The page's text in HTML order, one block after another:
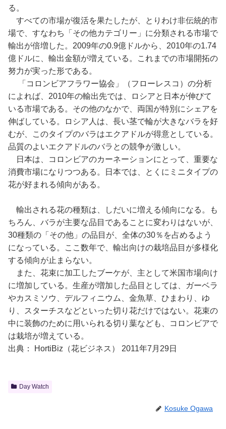
る。
すべての市場が復活を果たしたが、とりわけ非伝統的市
場で、すなわち「その他カテゴリー」に分類される市場で
輸出が倍増した。2009年の0.9億ドルから、2010年の1.74
億ドルに、輸出金額が増えている。これまでの市場開拓の
努力が実った形である。
「コロンビアフラワー協会」（フローレスコ）の分析
によれば、2010年の輸出先では、ロシアと日本が伸びて
いる市場である。その他のなかで、両国が特別にシェアを
伸ばしている。ロシア人は、長い茎で輪が大きなバラを好
むが、このタイプのバラはエクアドルが得意としている。
品質のよいエクアドルのバラとの競争が激しい。
日本は、コロンビアのカーネーションにとって、重要な
消費市場になりつつある。日本では、とくにミニタイプの
花が好まれる傾向がある。
輸出される花の種類は、しだいに増える傾向になる。も
ちろん、バラが主要な品目であることに変わりはないが、
30種類の「その他」の品目が、全体の30％を占めるよう
になっている。ここ数年で、輸出向けの栽培品目が多様化
する傾向が止まらない。
また、花束に加工したブーケが、主として米国市場向け
に増加している。生産が増加した品目としては、ガーベラ
やカスミソウ、デルフィニウム、金魚草、ひまわり、ゆ
り、スターチスなどといった切り花だけではない。花束の
中に装飾のために用いられる切り葉なども、コロンビアで
は栽培が増えている。
出典： HortiBiz（花ビジネス） 2011年7月29日
Day Watch
Kosuke Ogawa